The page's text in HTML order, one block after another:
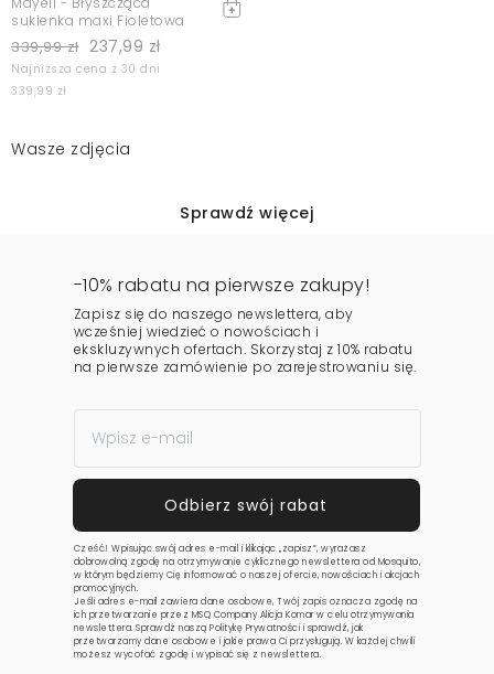
sukienka maxi Fioletowa
339,99 zł 237,99 zł
Najniższa cena z 30 dni
339,99 zł
Wasze zdjęcia
Sprawdź więcej
-10% rabatu na pierwsze zakupy!
Zapisz się do naszego newslettera, aby
wcześniej wiedzieć o nowościach i
ekskluzywnych ofertach. Skorzystaj z 10% rabatu
na pierwsze zamówienie po zarejestrowaniu się.
Cześć! Wpisując swój adres e-mail i klikając „zapisz”, wyrażasz
dobrowolną zgodę na otrzymywanie cyklicznego newslettera od Mosquito,
w którym będziemy Cię informować o naszej ofercie, nowościach i akcjach
promocyjnych.
Jeśli adres e-mail zawiera dane osobowe, Twój zapis oznacza zgodę na
ich przetwarzanie przez MSQ Company Alicja Komar w celu otrzymywania
newslettera. Sprawdź naszą Politykę Prywatnościi sprawdź, jak
przetwarzamy dane osobowe i jakie prawa Ci przysługują. W każdej chwili
możesz wycofać zgodę i wypisać się z newslettera.